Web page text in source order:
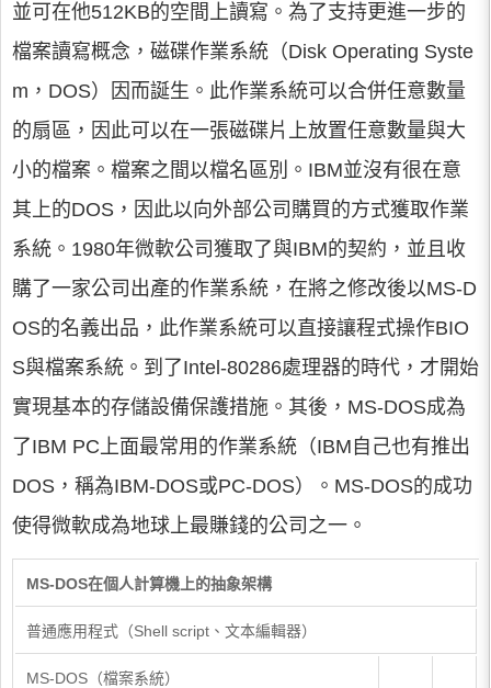
並可在他512KB的空間上讀寫。為了支持更進一步的
檔案讀寫概念，磁碟作業系統（Disk Operating Syste
m，DOS）因而誕生。此作業系統可以合併任意數量
的扇區，因此可以在一張磁碟片上放置任意數量與大
小的檔案。檔案之間以檔名區別。IBM並沒有很在意
其上的DOS，因此以向外部公司購買的方式獲取作業
系統。1980年微軟公司獲取了與IBM的契約，並且收
購了一家公司出產的作業系統，在將之修改後以MS-D
OS的名義出品，此作業系統可以直接讓程式操作BIO
S與檔案系統。到了Intel-80286處理器的時代，才開始
實現基本的存儲設備保護措施。其後，MS-DOS成為
了IBM PC上面最常用的作業系統（IBM自己也有推出
DOS，稱為IBM-DOS或PC-DOS）。MS-DOS的成功
使得微軟成為地球上最賺錢的公司之一。
MS-DOS在個人計算機上的抽象架構
普通應用程式（Shell script、文本編輯器）
MS-DOS（檔案系統）